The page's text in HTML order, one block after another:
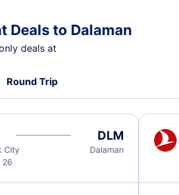
Deals to Dalaman
deals at
Round Trip
City
26
DLM
Dalaman